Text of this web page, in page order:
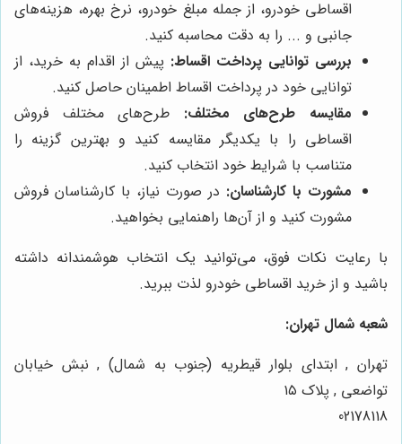
اقساطی خودرو، از جمله مبلغ خودرو، نرخ بهره، هزینه‌های
جانبی و ... را به دقت محاسبه کنید.
بررسی توانایی پرداخت اقساط: پیش از اقدام به خرید، از
توانایی خود در پرداخت اقساط اطمینان حاصل کنید.
مقایسه طرح‌های مختلف: طرح‌های مختلف فروش
اقساطی را با یکدیگر مقایسه کنید و بهترین گزینه را
متناسب با شرایط خود انتخاب کنید.
مشورت با کارشناسان: در صورت نیاز، با کارشناسان فروش
مشورت کنید و از آن‌ها راهنمایی بخواهید.
با رعایت نکات فوق، می‌توانید یک انتخاب هوشمندانه داشته
باشید و از خرید اقساطی خودرو لذت ببرید.
شعبه شمال تهران:
تهران , ابتدای بلوار قیطریه (جنوب به شمال) , نبش خیابان
تواضعی , پلاک ۱۵
02178118